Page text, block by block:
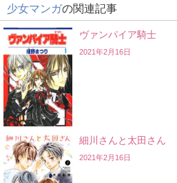
少女マンガの関連記事
ヴァンパイア騎士
2021年2月16日
細川さんと太田さん
2021年2月16日